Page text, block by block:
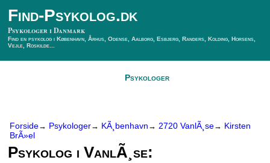
Find-Psykolog.dk
Psykologer i Danmark
Find en psykolog i København, Århus, Odense, Aalborg, Esbjerg, Randers, Kolding, Horsens,
Vejle, Roskilde...
Psykologer
Forside→ Psykologer→ KÃ¸benhavn → 2720 VanlÃ¸se→ Kirsten
BrÃ»el
Psykolog i VanlÃ¸se: